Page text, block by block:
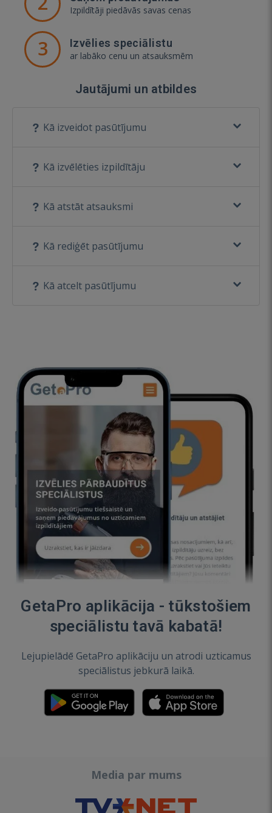
Izpildītāji piedāvās savas cenas
3 Izvēlies speciālistu
ar labāko cenu un atsauksmēm
Jautājumi un atbildes
Kā izveidot pasūtījumu
Kā izvēlēties izpildītāju
Kā atstāt atsauksmi
Kā rediģēt pasūtījumu
Kā atcelt pasūtījumu
GetaPro aplikācija - tūkstošiem
speciālistu tavā kabatā!
Lejupielādē GetaPro aplikāciju un atrodi uzticamus
speciālistus jebkurā laikā.
Media par mums